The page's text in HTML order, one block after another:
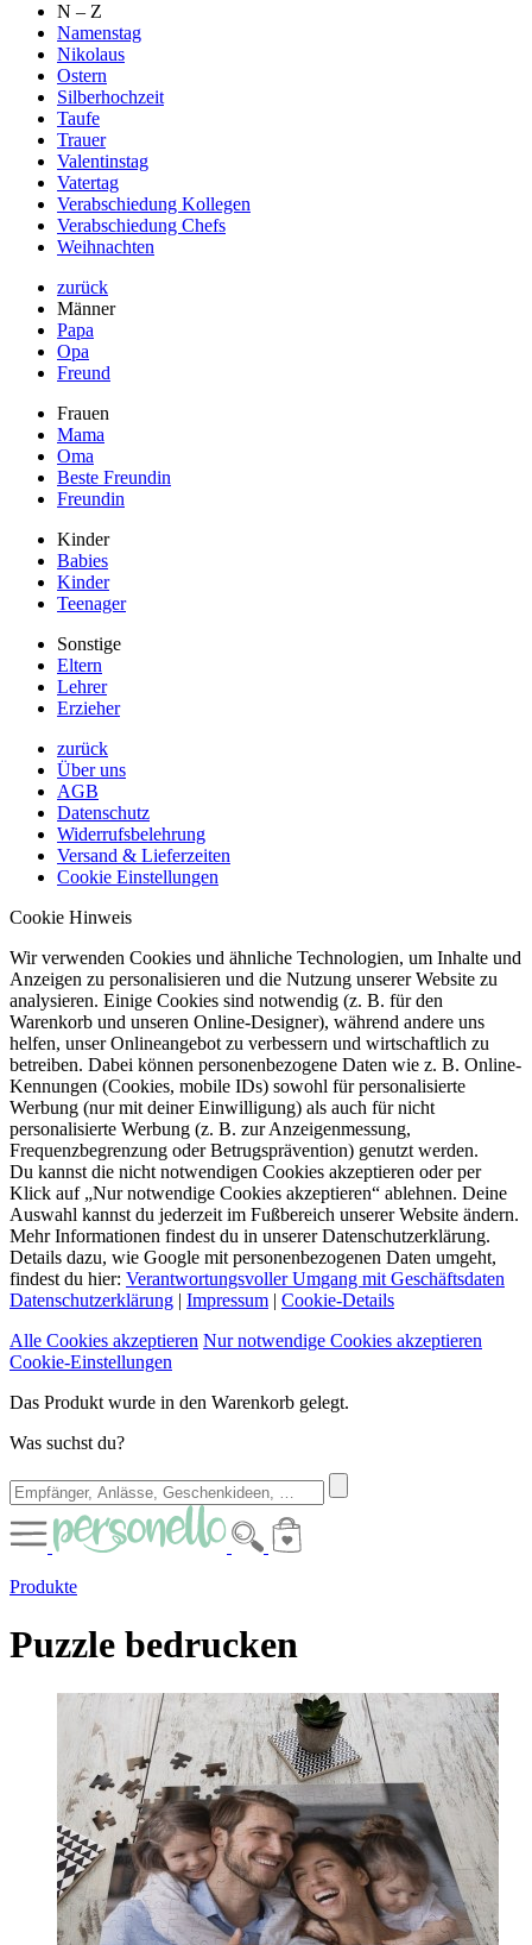
N – Z
Namenstag
Nikolaus
Ostern
Silberhochzeit
Taufe
Trauer
Valentinstag
Vatertag
Verabschiedung Kollegen
Verabschiedung Chefs
Weihnachten
zurück
Männer
Papa
Opa
Freund
Frauen
Mama
Oma
Beste Freundin
Freundin
Kinder
Babies
Kinder
Teenager
Sonstige
Eltern
Lehrer
Erzieher
zurück
Über uns
AGB
Datenschutz
Widerrufsbelehrung
Versand & Lieferzeiten
Cookie Einstellungen
Cookie Hinweis
Wir verwenden Cookies und ähnliche Technologien, um Inhalte und
Anzeigen zu personalisieren und die Nutzung unserer Website zu
analysieren. Einige Cookies sind notwendig (z. B. für den
Warenkorb und unseren Online-Designer), während andere uns
helfen, unser Onlineangebot zu verbessern und wirtschaftlich zu
betreiben. Dabei können personenbezogene Daten wie z. B. Online-
Kennungen (Cookies, mobile IDs) sowohl für personalisierte
Werbung (nur mit deiner Einwilligung) als auch für nicht
personalisierte Werbung (z. B. zur Anzeigenmessung,
Frequenzbegrenzung oder Betrugsprävention) genutzt werden.
Du kannst die nicht notwendigen Cookies akzeptieren oder per
Klick auf „Nur notwendige Cookies akzeptieren“ ablehnen. Deine
Auswahl kannst du jederzeit im Fußbereich unserer Website ändern.
Mehr Informationen findest du in unserer Datenschutzerklärung.
Details dazu, wie Google mit personenbezogenen Daten umgeht,
findest du hier: Verantwortungsvoller Umgang mit Geschäftsdaten
Datenschutzerklärung | Impressum | Cookie-Details
Alle Cookies akzeptieren Nur notwendige Cookies akzeptieren
Cookie-Einstellungen
Das Produkt wurde in den Warenkorb gelegt.
Was suchst du?
Produkte
Puzzle bedrucken